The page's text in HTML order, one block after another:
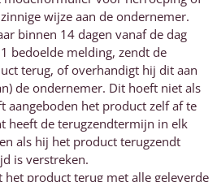
wijze aan de ondernemer.
binnen 14 dagen vanaf de dag
bedoelde melding, zendt de
terug, of overhandigt hij dit aan
de ondernemer. Dit hoeft niet als
aangeboden het product zelf af te
heeft de terugzendtermijn in elk
als hij het product terugzendt
is verstreken.
het product terug met alle geleverde